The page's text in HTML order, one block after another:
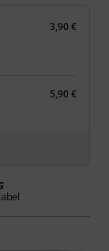
3,90 €
5,90 €